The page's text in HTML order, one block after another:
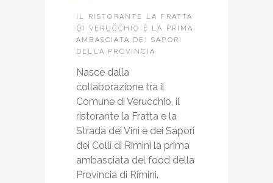
IL RISTORANTE LA FRATTA
DI VERUCCHIO È LA PRIMA
AMBASCIATA DEI SAPORI
DELLA PROVINCIA
Nasce dalla
collaborazione tra il
Comune di Verucchio, il
ristorante la Fratta e la
Strada dei Vini e dei Sapori
dei Colli di Rimini la prima
ambasciata del food della
Provincia di Rimini.